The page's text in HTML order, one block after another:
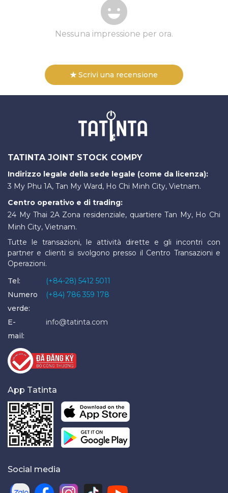
Nessuna impressione per ora.
Scrivi una recensione
TATINTA JOINT STOCK COMPY
Indirizzo legale della sede legale (come da licenza):
3 My Phu 1A, Tan My Ward, Ho Chi Minh City, Vietnam.
Centro operativo e di trading:
24 My Thai 2A Zona residenziale, quartiere Tan My, Ho Chi
Minh City, Vietnam.
Tutte le transazioni, le attività dirette e gli incontri con
partner e clienti si svolgono presso il Centro Transazioni e
Operazioni.
Tel:
(+84-28) 5412 5011
Numero
verde:
(+84) 786 359 178
E-
mail:
info@tatinta.com
App Tatinta
Social media